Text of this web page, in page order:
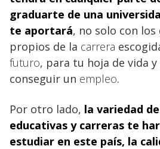
graduarte de una
te aportará, no solo con
propios de la carrera
futuro, para tu hoja de vida
conseguir un empleo.
Por otro lado, la variedad
educativas y carreras te
estudiar en este país, la